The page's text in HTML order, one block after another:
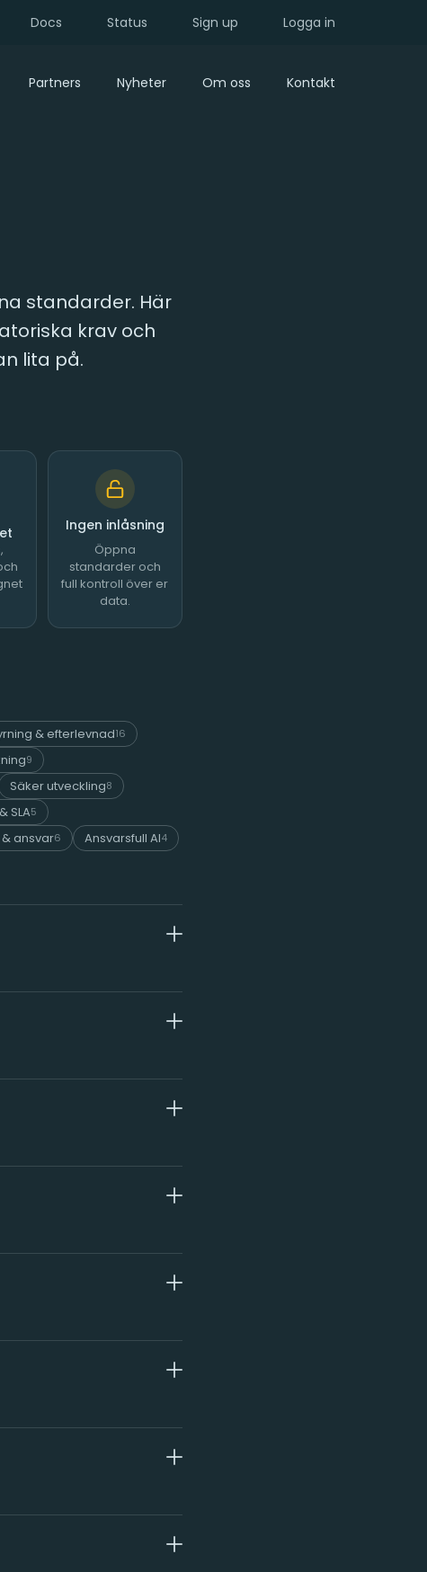
Docs Status Sign up Logga in
Partners Nyheter Om oss Kontakt
standarder. Här
krav och
lita på.
Ingen inlåsning
Öppna
standarder och
full kontroll över er
data.
& efterlevnad16
9
Säker utveckling8
SLA5
ansvar6 Ansvarsfull AI4